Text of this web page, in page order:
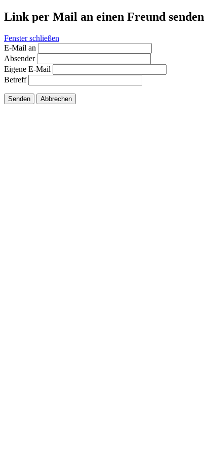
Link per Mail an einen Freund senden
Fenster schließen
E-Mail an
Absender
Eigene E-Mail
Betreff
Senden Abbrechen